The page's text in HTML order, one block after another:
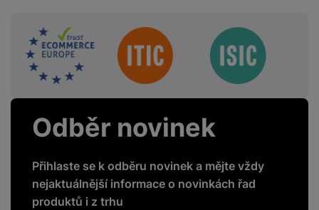
Sdružení
Odběr novinek
Přihlaste se k odběru novinek a mějte vždy
nejaktuálnější informace o novinkách řad
produktů i z trhu